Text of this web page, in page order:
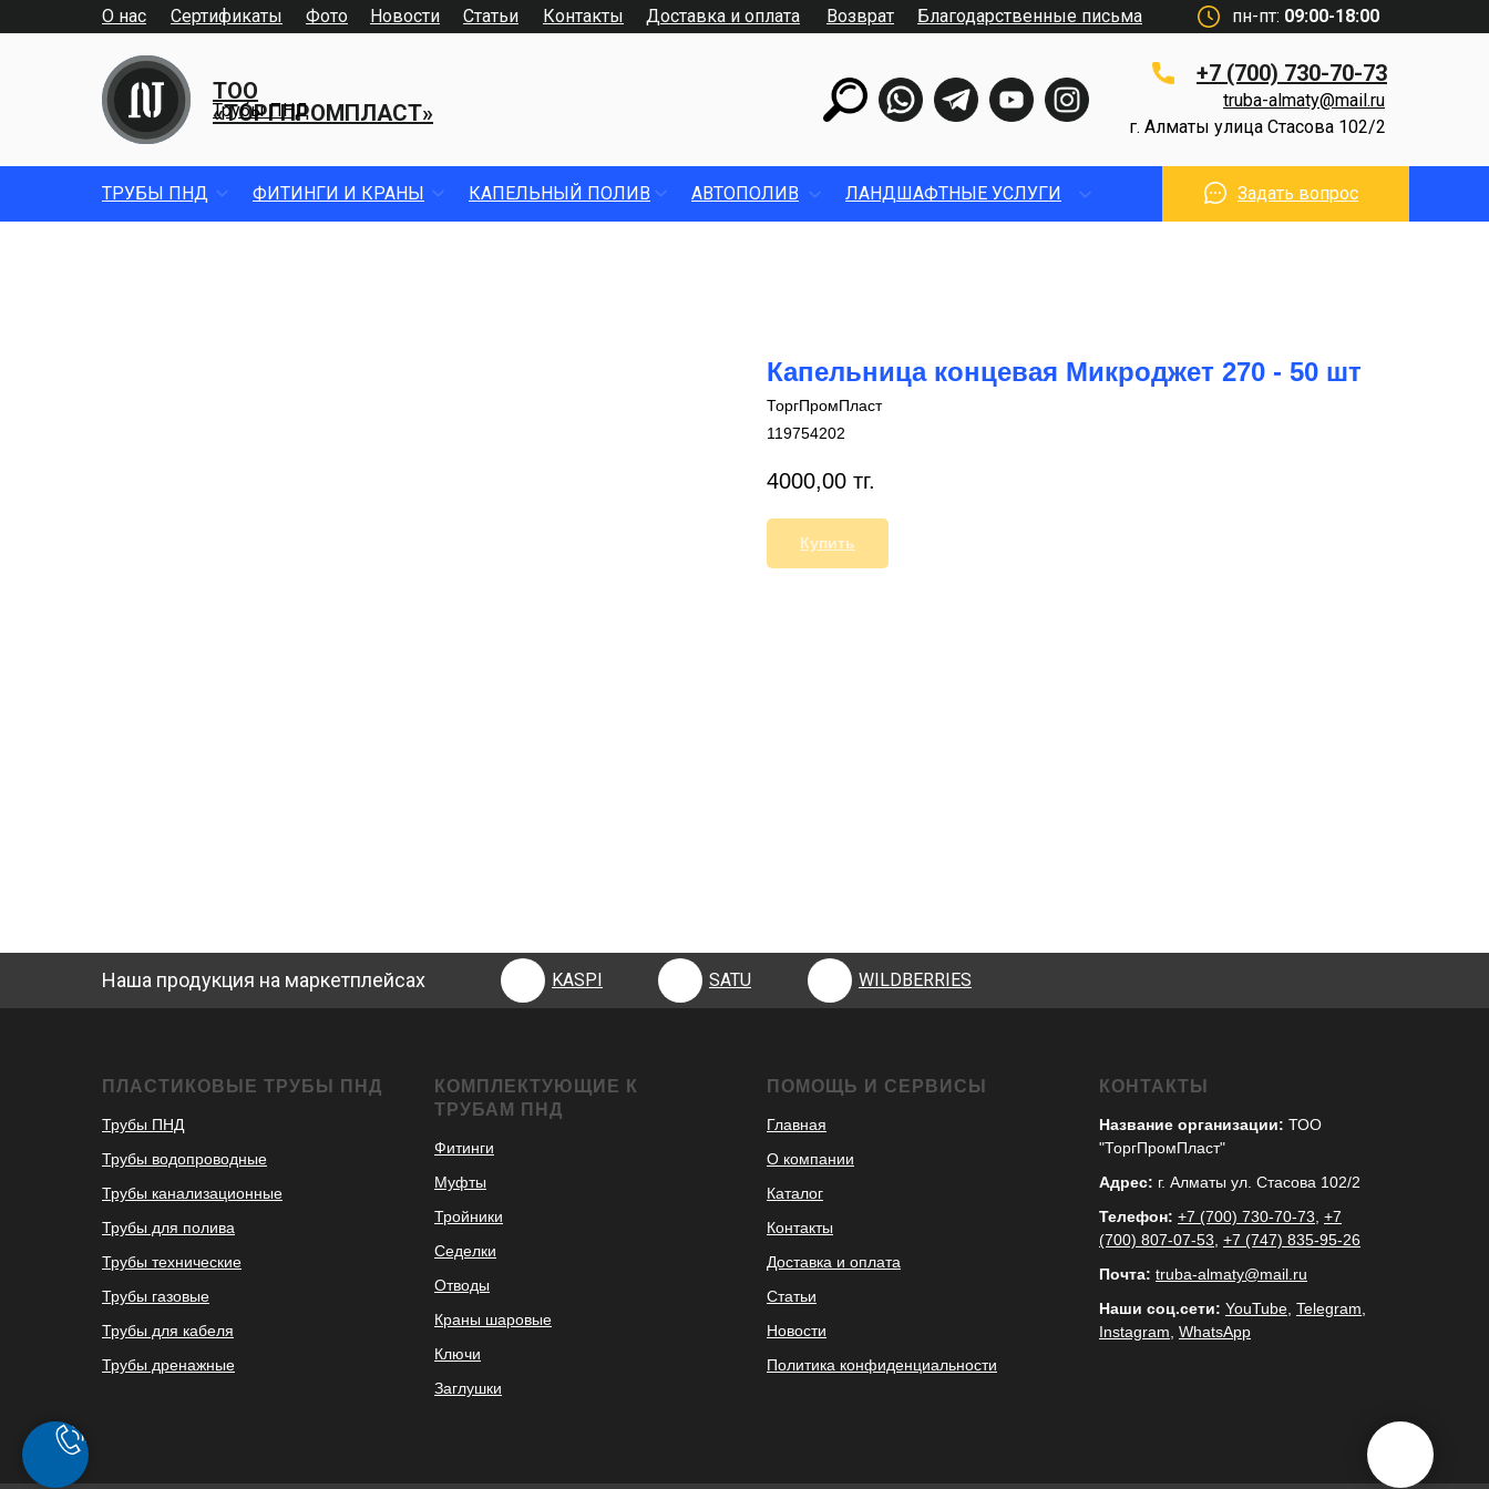
О нас Доставка и оплата
Контакты
Фото
Сертификаты Новости Статьи пн-пт: 09:00-18:00
ТОО
«ТОРГПРОМПЛАСТ»
Трубы ПНД
+7 (700) 730-70-73
г. Алматы улица Стасова 102/2
truba-almaty@mail.ru
Возврат Благодарственные письма
ТРУБЫ ПНД ФИТИНГИ И КРАНЫ КАПЕЛЬНЫЙ ПОЛИВ АВТОПОЛИВ ЛАНДШАФТНЫЕ УСЛУГИ Задать вопрос
Капельница концевая Микроджет 270 - 50 шт
ТоргПромПласт
119754202
4000,00 тг.
Купить
Наша продукция на маркетплейсах KASPI SATU WILDBERRIES
ПЛАСТИКОВЫЕ ТРУБЫ ПНД
Трубы ПНД
Трубы водопроводные
Трубы канализационные
Трубы для полива
Трубы технические
Трубы газовые
Трубы для кабеля
Трубы дренажные
КОМПЛЕКТУЮЩИЕ К
ТРУБАМ ПНД
Фитинги
Муфты
Тройники
Седелки
Отводы
Краны шаровые
Ключи
Заглушки
ПОМОЩЬ И СЕРВИСЫ
Главная
О компании
Каталог
Контакты
Доставка и оплата
Статьи
Новости
Политика конфиденциальности
КОНТАКТЫ
Название организации: ТОО
"ТоргПромПласт"
Адрес: г. Алматы ул. Стасова 102/2
Телефон: +7 (700) 730-70-73 +7
(700) 807-07-53 +7 (747) 835-95-26
Почта: truba-almaty@mail.ru
Наши соц.сети: YouTube Telegram
Instagram WhatsApp